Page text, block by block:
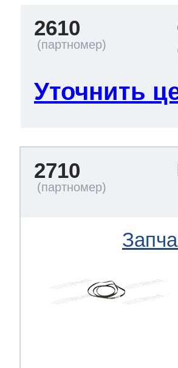
2610
Уточнить
2710